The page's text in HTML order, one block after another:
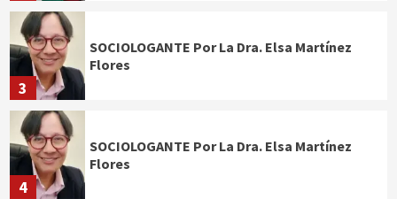
3
SOCIOLOGANTE Por La Dra. Elsa Martínez
Flores
4
SOCIOLOGANTE Por La Dra. Elsa Martínez
Flores